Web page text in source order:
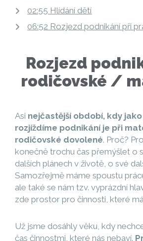
02:55 Hlídání dětí
06:52 Rozjezd podnikání při
Rozjezd
rodičovské /
Asi nejčastější období, kdy jako
rozjíždíme podnikání je při
rodičovské dovolené. Proč?
konečně trochu čas přemýšlet o
dalších plánech v životě, o své
Samozřejmě máme spoustu
ale také se nám tzv. vyprázdní
zde prostor pro činnosti, které
Už jsme dosáhly věku, kdy
čas činnostmi, které nás nebaví.